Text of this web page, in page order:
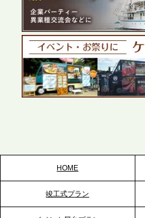
プレスリリースのご案内｜
テーブル、千葉本社を新設。
ントから主要都市の社内懇
かしたスムーズな対応を展開
2026.5.22
2026.5.20
プレスリリースのご案内｜
HOME
竣工式プラン